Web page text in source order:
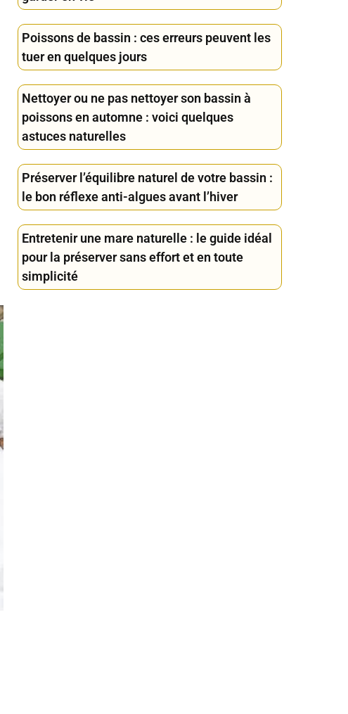
Poissons de bassin : ces erreurs peuvent les
tuer en quelques jours
Nettoyer ou ne pas nettoyer son bassin à
poissons en automne : voici quelques
astuces naturelles
Préserver l’équilibre naturel de votre bassin :
le bon réflexe anti-algues avant l’hiver
Entretenir une mare naturelle : le guide idéal
pour la préserver sans effort et en toute
simplicité